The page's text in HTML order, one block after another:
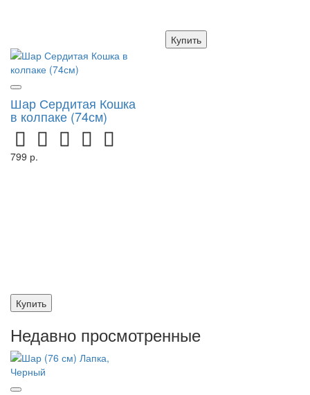
Купить
Шар Сердитая Кошка
в колпаке (74см)
799 р.
Купить
Недавно просмотренные